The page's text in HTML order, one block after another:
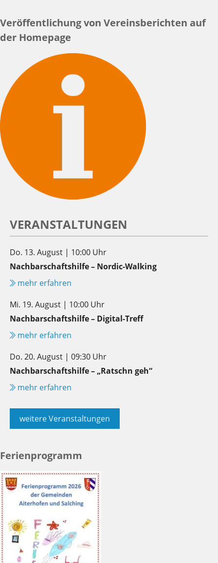
Veröffentlichung von Vereinsberichten auf
der Homepage
VERANSTALTUNGEN
Do. 13. August | 10:00 Uhr
Nachbarschaftshilfe – Nordic-Walking
mehr erfahren
Mi. 19. August | 10:00 Uhr
Nachbarschaftshilfe – Digital-Treff
mehr erfahren
Do. 20. August | 09:30 Uhr
Nachbarschaftshilfe – „Ratschn geh“
mehr erfahren
weitere Veranstaltungen
Ferienprogramm